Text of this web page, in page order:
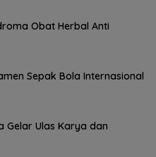
Obat Herbal Anti
Sepak Bola Internasional
Gelar Ulas Karya dan